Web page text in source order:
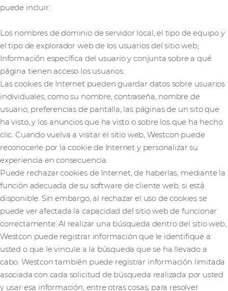
puede incluir:
Los nombres de dominio de servidor local, el tipo de equipo y
el tipo de explorador web de los usuarios del sitio web;
Información específica del usuario y conjunta sobre a qué
página tienen acceso los usuarios.
Las cookies de Internet pueden guardar datos sobre usuarios
individuales, como su nombre, contraseña, nombre de
usuario, preferencias de pantalla, las páginas de un sito que
ha visto, y los anuncios que ha visto o sobre los que ha hecho
clic. Cuando vuelva a visitar el sitio web, Westcon puede
reconocerle por la cookie de Internet y personalizar su
experiencia en consecuencia.
Puede rechazar cookies de Internet, de haberlas, mediante la
función adecuada de su software de cliente web, si está
disponible. Sin embargo, al rechazar el uso de cookies se
puede ver afectada la capacidad del sitio web de funcionar
correctamente. Al realizar una búsqueda dentro del sitio web,
Westcon puede registrar información que le identifique a
usted o que le vincule a la búsqueda que se ha llevado a
cabo. Westcon también puede registrar información limitada
asociada con cada solicitud de búsqueda realizada por usted
y usar esa información, entre otras cosas, para resolver